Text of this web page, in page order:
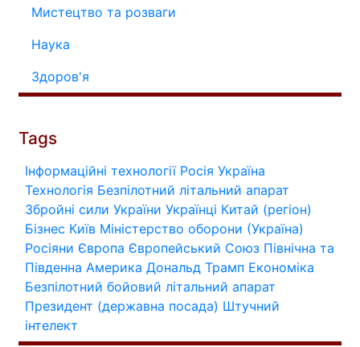
Мистецтво та розваги
Наука
Здоров'я
Tags
Інформаційні технології Росія Україна
Технологія Безпілотний літальний апарат
Збройні сили України Українці Китай (регіон)
Бізнес Київ Міністерство оборони (Україна)
Росіяни Європа Європейський Союз Північна та
Південна Америка Дональд Трамп Економіка
Безпілотний бойовий літальний апарат
Президент (державна посада) Штучний
інтелект